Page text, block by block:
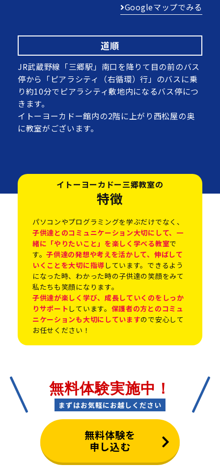
Googleマップでみる
道順
JR武蔵野線「三郷駅」南口を降りて目の前のバス
停から「ピアラシティ（右循環）行」のバスに乗
り約10分でピアラシティ敷地内になるバス停につ
きます。
イトーヨーカドー館内の2階に上がり西松屋の奥
に教室がございます。
イトーヨーカドー三郷教室の
特徴
パソコンやプログラミングを学ぶだけでなく、
子供達とのコミュニケーション大切にして、一
緒に「やりたいこと」を楽しく学べる教室で
す。子供達の発想や考えを活かして、伸ばして
いくことを大切に指導 しています。できるよう
になった時、わかった時の子供達の笑顔をみて
私たちも笑顔になります。
子供達が楽しく学び、成長していくのをしっか
りサポート しています。 保護者の方とのコミュ
ニケーションも大切にしていますので安心して
お任せください！
無料体験実施中！
まずはお気軽にお越しください
無料体験を
申し込む